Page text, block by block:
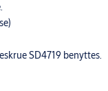
SD4719 benyttes.